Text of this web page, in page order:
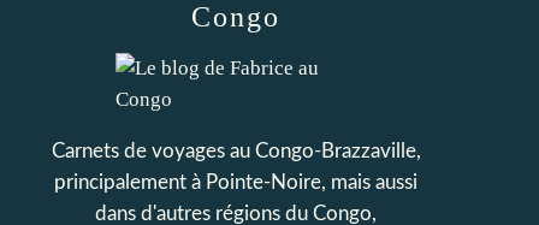
Congo
Carnets de voyages au Congo-Brazzaville,
principalement à Pointe-Noire, mais aussi
dans d'autres régions du Congo,